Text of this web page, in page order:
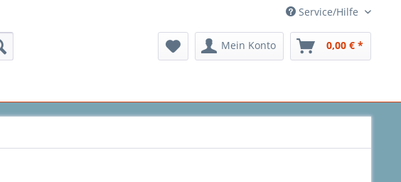
Service/Hilfe
Mein Konto 0,00 € *